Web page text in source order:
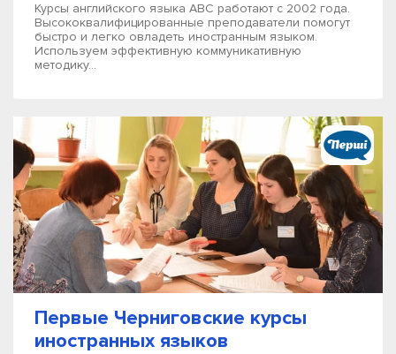
Курсы английского языка АВС работают с 2002 года.
Высококвалифицированные преподаватели помогут
быстро и легко овладеть иностранным языком.
Используем эффективную коммуникативную
методику...
Первые Черниговские курсы
иностранных языков